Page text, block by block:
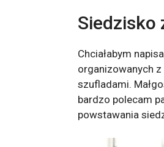
Siedzisko
Chciałabym
organizowanych
szufladami.
bardzo polecam
powstawania